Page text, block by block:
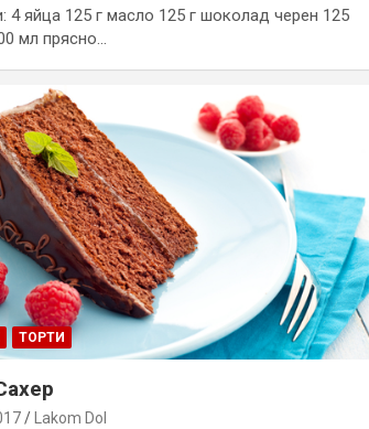
4 яйца 125 г масло 125 г шоколад черен 125
мл прясно…
ТОРТИ
Lakom Dol